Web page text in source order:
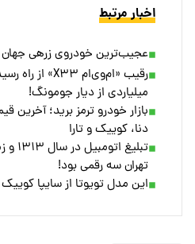
اخبار مرتبط
عجیب‌ترین خودروی زرهی جهان
میلیاردی از دیار جومونگ!
بازار خودرو ترمز برید؛ آخرین
دنا، کوییک و تارا
تهران سه رقمی بود!
این مدل تویوتا از سایپا